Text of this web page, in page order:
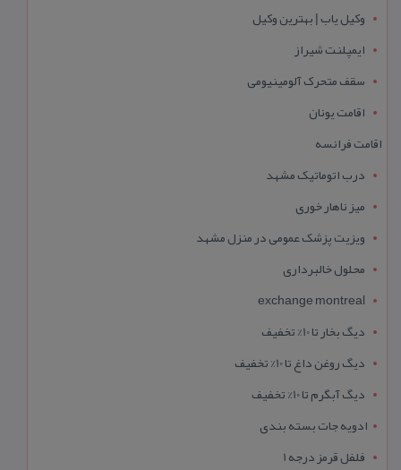
وکیل یاب | بهترین وکیل
ایمپلنت شیراز
سقف متحرک آلومینیومی
اقامت یونان
اقامت فرانسه
درب اتوماتیک مشهد
میز ناهار خوری
ویزیت پزشک عمومی در منزل مشهد
محلول خالبرداری
exchange montreal
دیگ بخار تا 10% تخفیف
دیگ روغن داغ تا 10% تخفیف
دیگ آبگرم تا 10% تخفیف
ادویه جات بسته بندی
فلفل قرمز درجه 1